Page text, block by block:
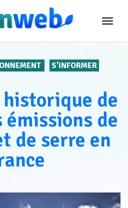
S'INFORMER
de
émissions de
de serre en